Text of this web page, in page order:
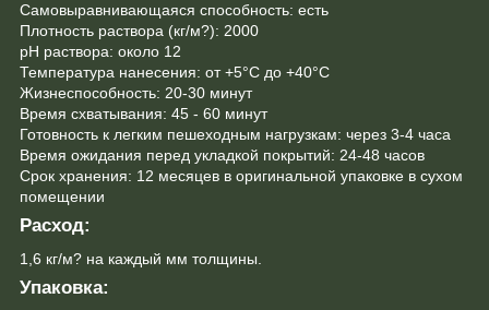
Самовыравнивающаяся способность: есть
Плотность раствора (кг/м?): 2000
рН раствора: около 12
Температура нанесения: от +5°С до +40°С
Жизнеспособность: 20-30 минут
Время схватывания: 45 - 60 минут
Готовность к легким пешеходным нагрузкам: через 3-4 часа
Время ожидания перед укладкой покрытий: 24-48 часов
Срок хранения: 12 месяцев в оригинальной упаковке в сухом
помещении
Расход:
1,6 кг/м? на каждый мм толщины.
Упаковка: